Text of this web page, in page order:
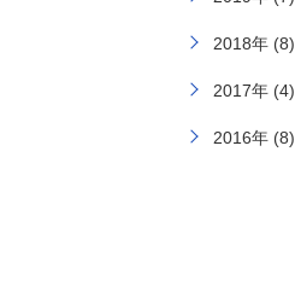
2018年 (8)
2017年 (4)
2016年 (8)